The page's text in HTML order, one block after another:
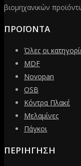
βιομηχανικών
ΠΡΟΪΟΝΤΑ
Όλες οι
MDF
Novopan
OSB
Κόντρα Πλακέ
Μελαμίνες
Πάγκοι
ΠΕΡΙΗΓΗΣΗ